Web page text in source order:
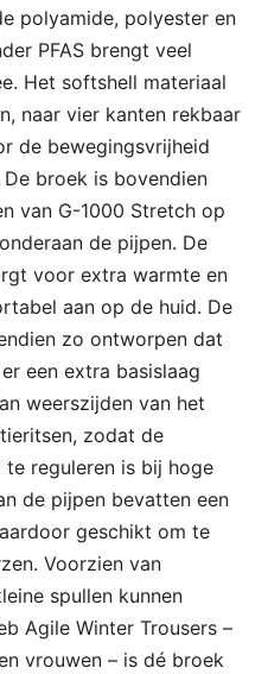
polyamide, polyester en
PFAS brengt veel
Het softshell materiaal
naar vier kanten rekbaar
de bewegingsvrijheid
broek is bovendien
van G-1000 Stretch op
de pijpen. De
voor extra warmte en
aan op de huid. De
zo ontworpen dat
een extra basislaag
weerszijden van het
zodat de
reguleren is bij hoge
de pijpen bevatten een
geschikt om te
Voorzien van
spullen kunnen
Agile Winter Trousers –
vrouwen – is dé broek